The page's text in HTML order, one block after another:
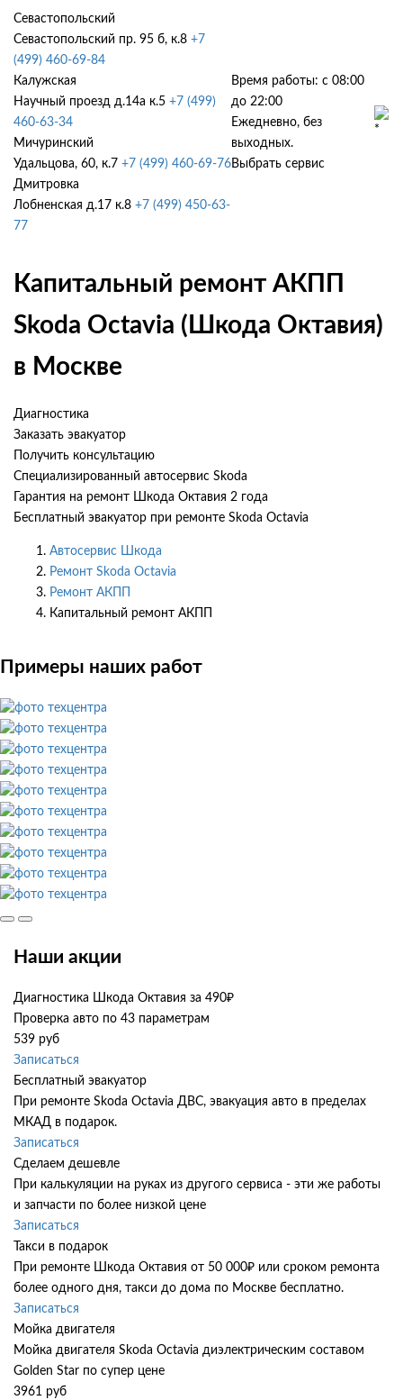
Севастопольский
Севастопольский пр. 95 б, к.8 +7
(499) 460-69-84
Калужская
Научный проезд д.14а к.5 +7 (499)
460-63-34
Мичуринский
Удальцова, 60, к.7 +7 (499) 460-69-76
Дмитровка
Лобненская д.17 к.8 +7 (499) 450-63-
77
Время работы: с 08:00
до 22:00
Ежедневно, без
выходных.
Выбрать сервис
Капитальный ремонт АКПП
Skoda Octavia (Шкода Октавия)
в Москве
Диагностика
Заказать эвакуатор
Получить консультацию
Специализированный автосервис Skoda
Гарантия на ремонт Шкода Октавия 2 года
Бесплатный эвакуатор при ремонте Skoda Octavia
Автосервис Шкода
Ремонт Skoda Octavia
Ремонт АКПП
Капитальный ремонт АКПП
Примеры наших работ
Наши акции
Диагностика Шкода Октавия за 490₽
Проверка авто по 43 параметрам
539 руб
Записаться
Бесплатный эвакуатор
При ремонте Skoda Octavia ДВС, эвакуация авто в пределах
МКАД в подарок.
Записаться
Сделаем дешевле
При калькуляции на руках из другого сервиса - эти же работы
и запчасти по более низкой цене
Записаться
Такси в подарок
При ремонте Шкода Октавия от 50 000₽ или сроком ремонта
более одного дня, такси до дома по Москве бесплатно.
Записаться
Мойка двигателя
Мойка двигателя Skoda Octavia диэлектрическим составом
Golden Star по супер цене
3961 руб